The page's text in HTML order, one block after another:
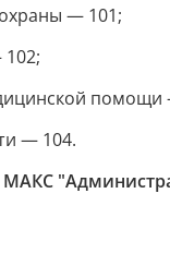
— 101;
помощи
— 104.
МАКС